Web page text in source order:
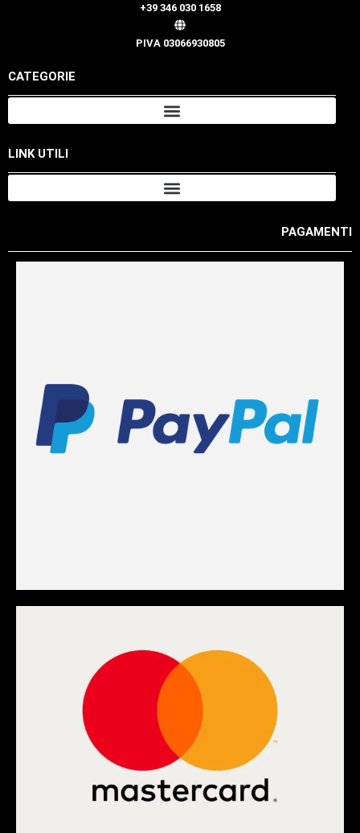
+39 346 030 1658
PIVA 03066930805
CATEGORIE
LINK UTILI
PAGAMENTI